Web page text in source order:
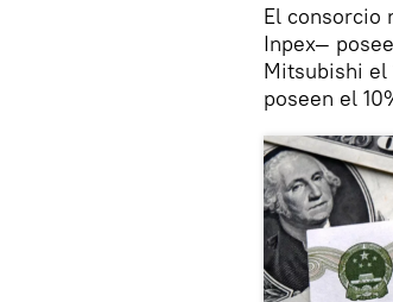
El consorcio
Inpex—
Mitsubishi el
poseen el